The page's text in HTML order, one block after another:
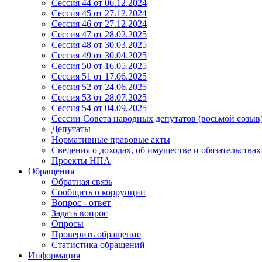
Сессия 44 от 06.12.2024
Сессия 45 от 27.12.2024
Сессия 46 от 27.12.2024
Сессия 47 от 28.02.2025
Сессия 48 от 30.03.2025
Сессия 49 от 30.04.2025
Сессия 50 от 16.05.2025
Сессия 51 от 17.06.2025
Сессия 52 от 24.06.2025
Сессия 53 от 28.07.2025
Сессия 54 от 04.09.2025
Сессии Совета народных депутатов (восьмой
Депутаты
Нормативные правовые акты
Сведения о доходах, об имуществе и
Проекты НПА
Обращения
Обратная связь
Сообщить о коррупции
Вопрос - ответ
Задать вопрос
Опросы
Проверить обращение
Статистика обращений
Информация